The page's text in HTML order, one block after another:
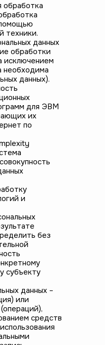
обработка
техники.
данных
обработки
исключением
необходима
данных).
для ЭВМ
их
по
и
без
субъекту
данных –
или
средств